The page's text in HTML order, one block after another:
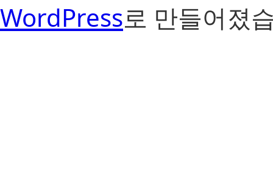
WordPress로 만들어졌